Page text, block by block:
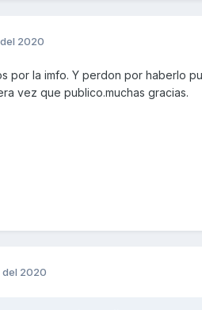
2020
por la imfo. Y perdon por haberlo
vez que publico.muchas gracias.
del 2020